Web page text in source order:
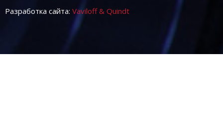
Разработка сайта: Vaviloff & Quindt